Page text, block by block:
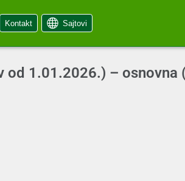
Kontakt Sajtovi
od 1.01.2026.) –